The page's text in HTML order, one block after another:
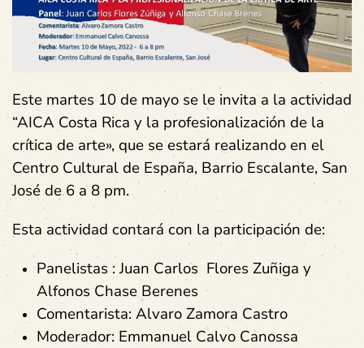
Este martes 10 de mayo se le invita a la actividad
“AICA Costa Rica y la profesionalización de la
crítica de arte», que se estará realizando en el
Centro Cultural de España, Barrio Escalante, San
José de 6 a 8 pm.
Esta actividad contará con la participación de:
Panelistas : Juan Carlos Flores Zuñiga y
Alfonos Chase Berenes
Comentarista: Alvaro Zamora Castro
Moderador: Emmanuel Calvo Canossa